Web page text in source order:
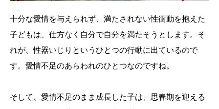
十分な愛情を与えられず、満たされない性衝動を抱えた
子どもは、仕方なく自分で自分を満たそうとします。そ
れが、性器いじりというひとつの行動に出ているので
す。愛情不足のあらわれのひとつなのですね。
そして、愛情不足のまま成長した子は、思春期を迎える